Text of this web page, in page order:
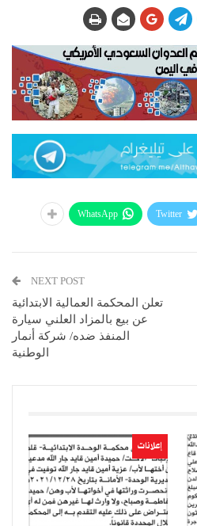
Twitter
WhatsApp
NEXT POST
تعلن المحكمة العمالية الابتدائية
عن بيع بالمزاد العلني سيارة
المنفذ ضده/ شركة أنمار
الوطنية
إعلانات